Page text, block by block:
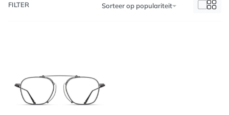
Sorteer op populariteit
FILTER